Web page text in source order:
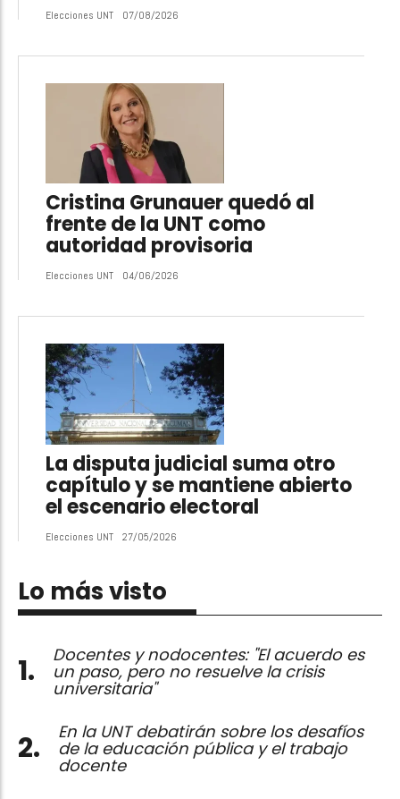
Elecciones UNT 07/08/2026
Cristina Grunauer quedó al
frente de la UNT como
autoridad provisoria
Elecciones UNT 04/06/2026
La disputa judicial suma otro
capítulo y se mantiene abierto
el escenario electoral
Elecciones UNT 27/05/2026
Lo más visto
Docentes y nodocentes: "El acuerdo es
un paso, pero no resuelve la crisis
universitaria"
En la UNT debatirán sobre los desafíos
de la educación pública y el trabajo
docente